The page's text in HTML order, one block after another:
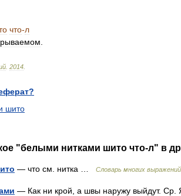
что-л
2014
шито
"белыми нитками шито что-л" в
— что см. нитка … Словарь многих выражений
— Как ни крой, а швы наружу выйдут.